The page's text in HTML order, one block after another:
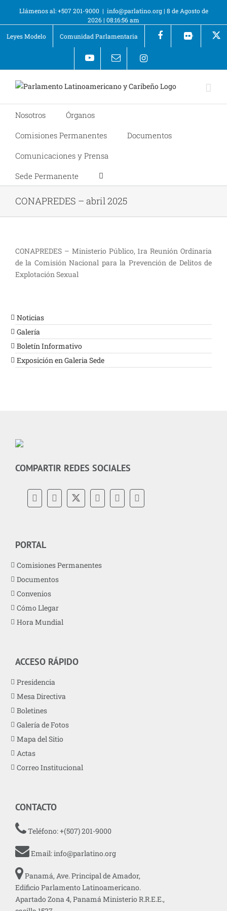
Llámenos al: +507 201-9000 | info@parlatino.org| 8 de Agosto de
2026| 08:16:56 am
Leyes Modelo
Comunidad Parlamentaria +
Nosotros
Órganos
Comisiones Permanentes
Documentos
Comunicaciones y Prensa
Sede Permanente
CONAPREDES – abril 2025
CONAPREDES – Ministerio Público, 1ra Reunión Ordinaria
de la Comisión Nacional para la Prevención de Delitos de
Explotación Sexual
Noticias
Galería
Boletín Informativo
Exposición en Galeria Sede
COMPARTIR REDES SOCIALES
PORTAL
Comisiones Permanentes
Documentos
Convenios
Cómo Llegar
Hora Mundial
ACCESO RÁPIDO
Presidencia
Mesa Directiva
Boletines
Galería de Fotos
Mapa del Sitio
Actas
Correo Institucional
CONTACTO
Teléfono: +(507) 201-9000
Email:info@parlatino.org
Panamá, Ave. Principal de Amador,
Edificio Parlamento Latinoamericano.
Apartado Zona 4, Panamá Ministerio R.R.E.E.,